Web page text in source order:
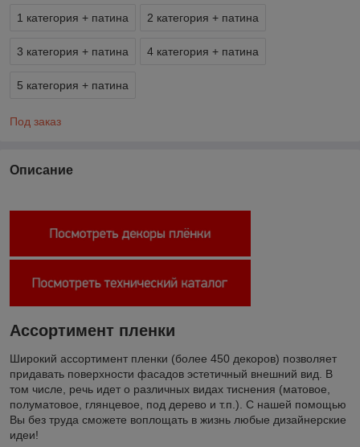
1 категория + патина 2 категория + патина
3 категория + патина 4 категория + патина
5 категория + патина
Под заказ
Описание
Ассортимент пленки
Широкий ассортимент пленки (более 450 декоров) позволяет
придавать поверхности фасадов эстетичный внешний вид. В
том числе, речь идет о различных видах тиснения (матовое,
полуматовое, глянцевое, под дерево и т.п.). С нашей помощью
Вы без труда сможете воплощать в жизнь любые дизайнерские
идеи!